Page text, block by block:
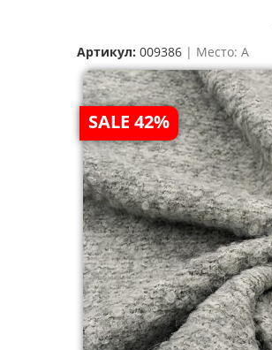
Артикул: 009386 | Место: A
SALE 42%